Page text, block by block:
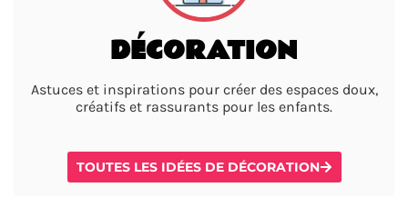
DÉCORATION
Astuces et inspirations pour créer des espaces doux,
créatifs et rassurants pour les enfants.
TOUTES LES IDÉES DE DÉCORATION